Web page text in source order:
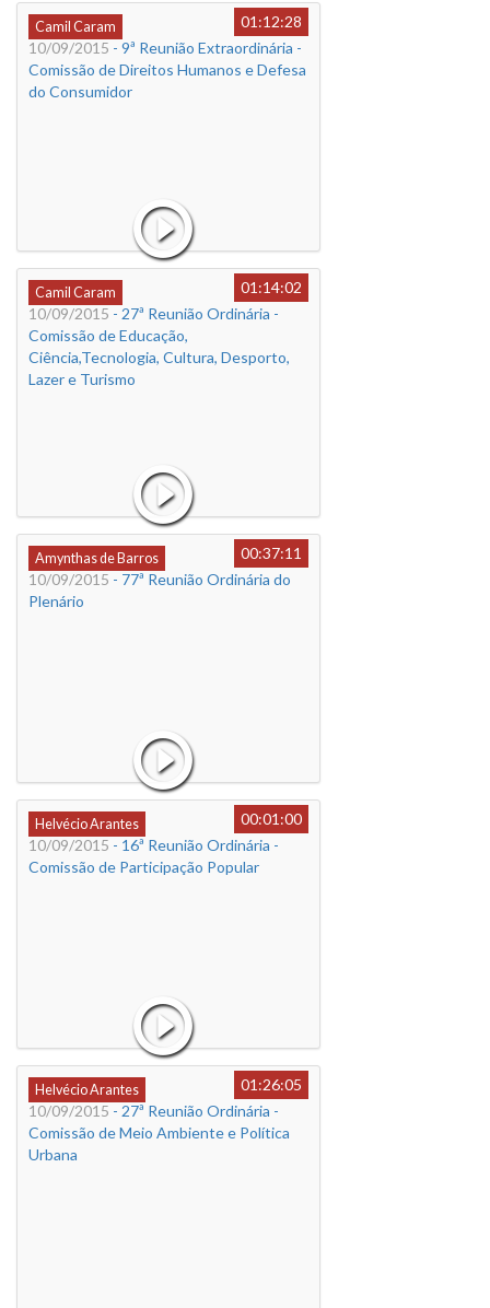
Camil Caram
01:12:28
10/09/2015 - 9ª Reunião Extraordinária -
Comissão de Direitos Humanos e Defesa
do Consumidor
Camil Caram
01:14:02
10/09/2015 - 27ª Reunião Ordinária -
Comissão de Educação,
Ciência,Tecnologia, Cultura, Desporto,
Lazer e Turismo
Amynthas de Barros
00:37:11
10/09/2015 - 77ª Reunião Ordinária do
Plenário
Helvécio Arantes
00:01:00
10/09/2015 - 16ª Reunião Ordinária -
Comissão de Participação Popular
Helvécio Arantes
01:26:05
10/09/2015 - 27ª Reunião Ordinária -
Comissão de Meio Ambiente e Política
Urbana